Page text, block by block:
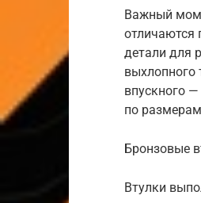
Важный
отличаются
детали для
выхлопного
впускного
по
Бронзовые
Втулки